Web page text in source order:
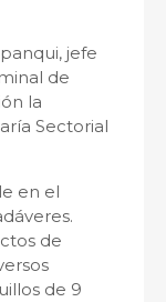
jefe
de
la
Sectorial
en el
de
de 9